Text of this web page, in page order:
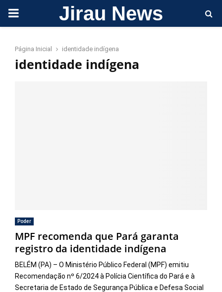
PRIMARY Jirau News
Página Inicial identidade indígena
identidade indígena
Poder
MPF recomenda que Pará garanta
registro da identidade indígena
BELÉM (PA) – O Ministério Público Federal (MPF) emitiu
Recomendação nº 6/2024 à Polícia Científica do Pará e à
Secretaria de Estado de Segurança Pública e Defesa Social